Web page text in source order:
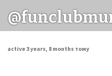
active 3 years, 8 months тому